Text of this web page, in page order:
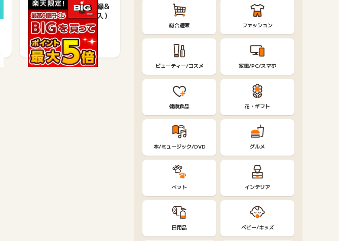
楽天toto 無料利用登録&
おまかせBIG（自動購入）
無料会員登録で
95
総合通販 ファッション
ビューティー/コスメ 家電/PC/スマホ
健康食品 花・ギフト
本/ミュージック/DVD グルメ
ペット インテリア
日用品 ベビー/キッズ